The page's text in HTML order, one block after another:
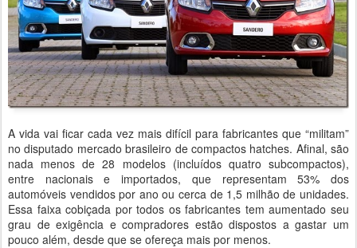
A vida vai ficar cada vez mais difícil para fabricantes que “militam”
no disputado mercado brasileiro de compactos hatches. Afinal, são
nada menos de 28 modelos (incluídos quatro subcompactos),
entre nacionais e importados, que representam 53% dos
automóveis vendidos por ano ou cerca de 1,5 milhão de unidades.
Essa faixa cobiçada por todos os fabricantes tem aumentado seu
grau de exigência e compradores estão dispostos a gastar um
pouco além, desde que se ofereça mais por menos.